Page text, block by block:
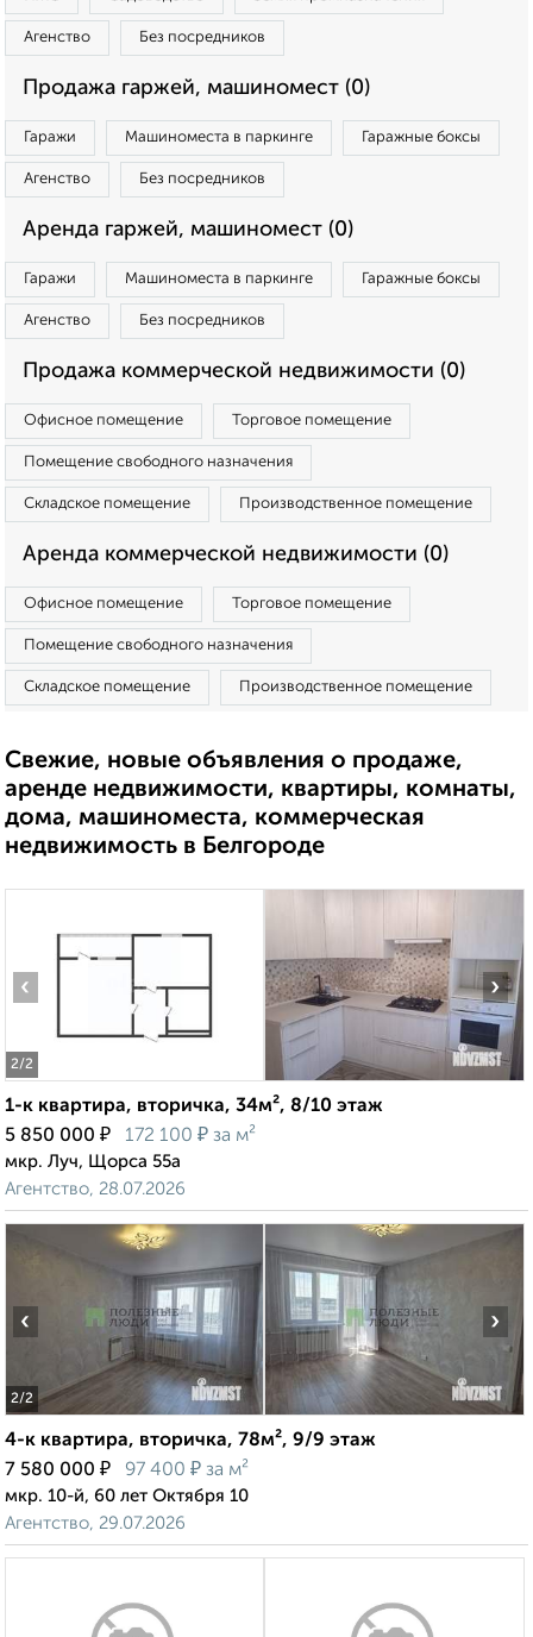
Агенство Без посредников
Продажа гаржей, машиномест (0)
Гаражи Машиноместа в паркинге Гаражные боксы
Агенство Без посредников
Аренда гаржей, машиномест (0)
Гаражи Машиноместа в паркинге Гаражные боксы
Агенство Без посредников
Продажа коммерческой недвижимости (0)
Офисное помещение Торговое помещение
Помещение свободного назначения
Складское помещение Производственное помещение
Аренда коммерческой недвижимости (0)
Офисное помещение Торговое помещение
Помещение свободного назначения
Складское помещение Производственное помещение
Свежие, новые объявления о продаже,
аренде недвижимости, квартиры, комнаты,
дома, машиноместа, коммерческая
недвижимость в Белгороде
2/2
‹ ›
1-к квартира, вторичка, 34м², 8/10 этаж
5 850 000 ₽ 172 100 ₽ за м²
мкр. Луч, Щорса 55а
Агентство, 28.07.2026
2/2
‹ ›
4-к квартира, вторичка, 78м², 9/9 этаж
7 580 000 ₽ 97 400 ₽ за м²
мкр. 10-й, 60 лет Октября 10
Агентство, 29.07.2026